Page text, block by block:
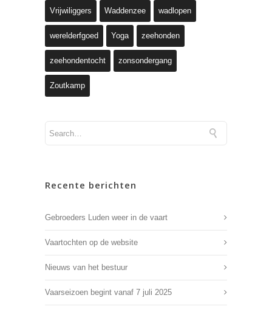
Vrijwiliggers Waddenzee wadlopen
werelderfgoed Yoga zeehonden
zeehondentocht zonsondergang
Zoutkamp
Recente berichten
Gebroeders Luden weer in de vaart
Vaartochten op de website
Nieuws van het bestuur
Vaarseizoen begint vanaf 7 juli 2025